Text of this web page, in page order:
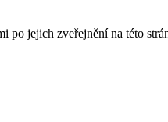
jejich zveřejnění na této